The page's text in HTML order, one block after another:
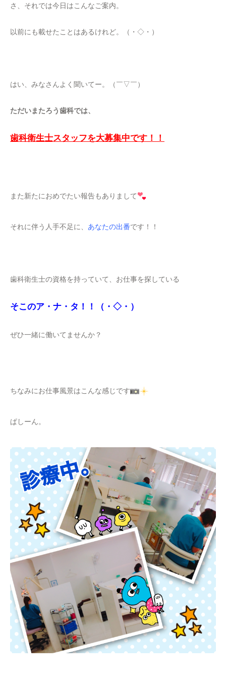
さ、それでは今日はこんなご案内。
以前にも載せたことはあるけれど。（・◇・）
はい、みなさんよく聞いてー。（￣▽￣）
ただいまたろう歯科では、
歯科衛生士スタッフを大募集中です！！
また新たにおめでたい報告もありまして
それに伴う人手不足に、 あなたの出番です！！
歯科衛生士の資格を持っていて、お仕事を探している
そこのア・ナ・タ！！（・◇・）
ぜひ一緒に働いてませんか？
ちなみにお仕事風景はこんな感じです
ぱしーん。